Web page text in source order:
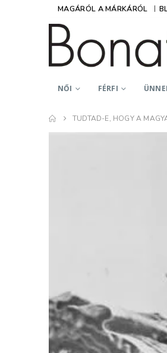
MAGÁRÓL A MÁRKÁRÓL
NŐI FÉRFI
TUDTAD-E, HOGY A